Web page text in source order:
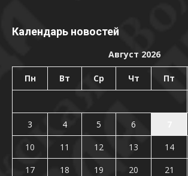
Календарь новостей
Август 2026
Пн Вт Ср Чт Пт
3
4 5 6
10
11 12 13 14
17
18 19 20 21